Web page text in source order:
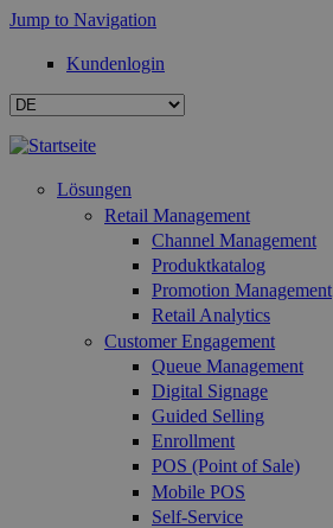
Jump to Navigation
Kundenlogin
Lösungen
Retail Management
Channel Management
Produktkatalog
Promotion Management
Retail Analytics
Customer Engagement
Queue Management
Digital Signage
Guided Selling
Enrollment
POS (Point of Sale)
Mobile POS
Self-Service